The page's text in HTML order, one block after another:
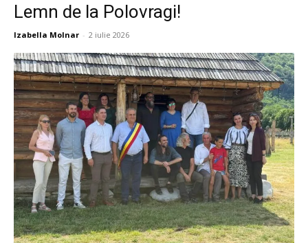
Lemn de la Polovragi!
Izabella Molnar - 2 iulie 2026